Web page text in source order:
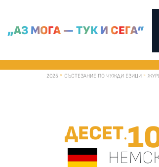
„АЗ МОГА — ТУК И СЕГА”
2025 СЪСТЕЗАНИЕ ПО ЧУЖДИ ЕЗИЦИ
ДЕСЕТ.